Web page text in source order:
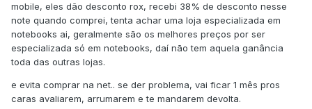
mobile, eles dão desconto rox, recebi 38% de desconto nesse
note quando comprei, tenta achar uma loja especializada em
notebooks ai, geralmente são os melhores preços por ser
especializada só em notebooks, daí não tem aquela ganância
toda das outras lojas.
e evita comprar na net.. se der problema, vai ficar 1 mês pros
caras avaliarem, arrumarem e te mandarem devolta.